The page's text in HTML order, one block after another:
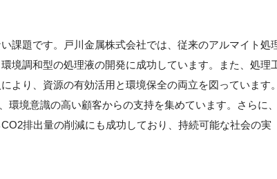
課題です。戸川金属株式会社では、従来のアルマイト処
境調和型の処理液の開発に成功しています。また、処理
より、資源の有効活用と環境保全の両立を図っています。
境意識の高い顧客からの支持を集めています。さらに、
排出量の削減にも成功しており、持続可能な社会の実